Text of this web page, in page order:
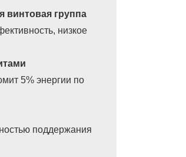
винтовая группа
низкое
5% энергии по
поддержания